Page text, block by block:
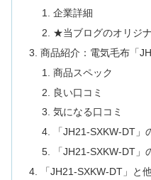
企業詳細
★当ブログのオリジ
商品紹介：電気毛布「
商品スペック
良い口コミ
気になる口コミ
「JH21-SXKW-DT
「JH21-SXKW-DT
「JH21-SXKW-DT」と